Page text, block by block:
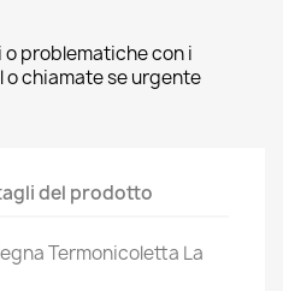
problematiche con i
chiamate se urgente
del prodotto
Termonicoletta La